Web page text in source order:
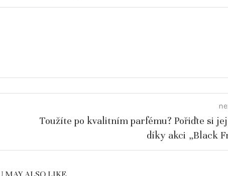
Toužíte po kvalitním parfému? Pořiďte si
díky akci „Black